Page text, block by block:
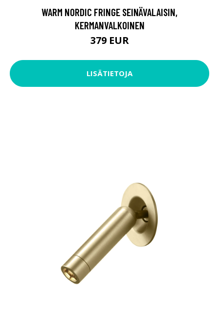
WARM NORDIC FRINGE SEINÄVALAISIN,
KERMANVALKOINEN
379 EUR
LISÄTIETOJA